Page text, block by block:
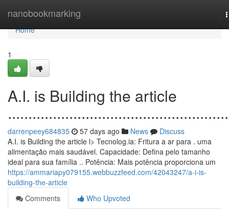
nanobookmarking
Home
Home
1
A.I. is Building the article
darrenpeey684835 57 days ago News
Discuss
A.I. is Building the article l> Tecnolog.ia: Fritura a ar para . uma
alimentação mais saudável. Capacidade: Defina pelo tamanho
ideal para sua família .. Potência: Mais potência proporciona um
https://ammariapy079155.webbuzzfeed.com/42043247/a-i-is-
building-the-article
Comments
Who Upvoted